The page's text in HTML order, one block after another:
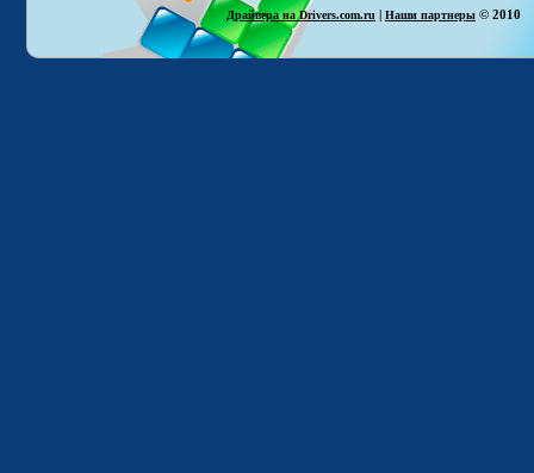
Драйвера на Drivers.com.ru | Наши партнеры © 2010